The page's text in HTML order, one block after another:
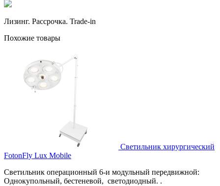
Лизинг. Рассрочка. Trade-in
Похожие товары
Светильник хирургический
FotonFly Lux Mobile
Светильник операционный 6-и модульный передвижной:
Однокупольный, бестеневой, светодиодный. .